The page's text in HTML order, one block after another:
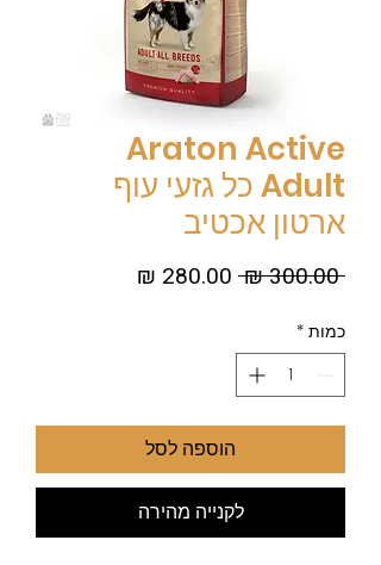
Araton Active
Adult כל גזעי עוף
ארטון אכטיב
‏300.00 ‏₪
מחיר
כמות *
הוספה לסל
לקנייה מהירה